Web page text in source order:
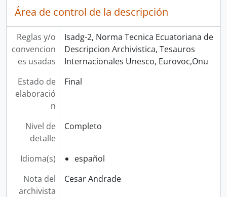
Área de control de la descripción
Reglas y/o
convencion
es usadas
Isadg-2, Norma Tecnica Ecuatoriana de
Descripcion Archivistica, Tesauros
Internacionales Unesco, Eurovoc,Onu
Estado de
elaboració
n
Final
Nivel de
detalle
Completo
Idioma(s)
español
Nota del
archivista
Cesar Andrade